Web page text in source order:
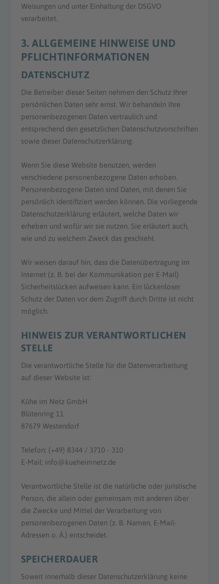
Weisungen und unter Einhaltung der DSGVO
verarbeitet.
3. ALLGEMEINE HINWEISE UND
PFLICHT­INFORMATIONEN
DATENSCHUTZ
Die Betreiber dieser Seiten nehmen den Schutz Ihrer
persönlichen Daten sehr ernst. Wir behandeln Ihre
personenbezogenen Daten vertraulich und
entsprechend den gesetzlichen Datenschutzvorschriften
sowie dieser Datenschutzerklärung.
Wenn Sie diese Website benutzen, werden
verschiedene personenbezogene Daten erhoben.
Personenbezogene Daten sind Daten, mit denen Sie
persönlich identifiziert werden können. Die vorliegende
Datenschutzerklärung erläutert, welche Daten wir
erheben und wofür wir sie nutzen. Sie erläutert auch,
wie und zu welchem Zweck das geschieht.
Wir weisen darauf hin, dass die Datenübertragung im
Internet (z. B. bei der Kommunikation per E-Mail)
Sicherheitslücken aufweisen kann. Ein lückenloser
Schutz der Daten vor dem Zugriff durch Dritte ist nicht
möglich.
HINWEIS ZUR VERANTWORTLICHEN
STELLE
Die verantwortliche Stelle für die Datenverarbeitung
auf dieser Website ist:
Kühe im Netz GmbH
Blütenring 11
87679 Westendorf
Telefon: (+49) 8344 / 3710 - 310
E-Mail: info@kueheimnetz.de
Verantwortliche Stelle ist die natürliche oder juristische
Person, die allein oder gemeinsam mit anderen über
die Zwecke und Mittel der Verarbeitung von
personenbezogenen Daten (z. B. Namen, E-Mail-
Adressen o. Ä.) entscheidet.
SPEICHERDAUER
Soweit innerhalb dieser Datenschutzerklärung keine